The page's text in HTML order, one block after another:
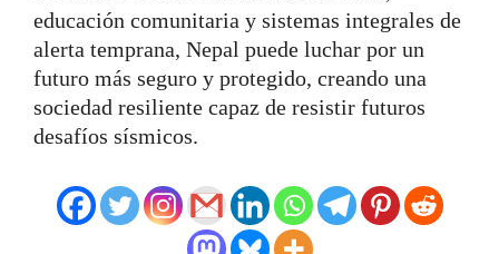
educación comunitaria y sistemas integrales de
alerta temprana, Nepal puede luchar por un
futuro más seguro y protegido, creando una
sociedad resiliente capaz de resistir futuros
desafíos sísmicos.